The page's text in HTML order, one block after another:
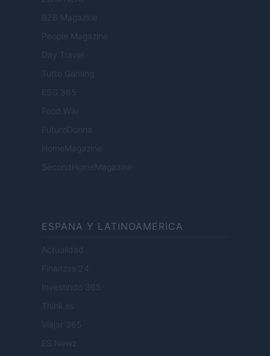
B2B Magazine
People Magazine
Day Travel
Tutto Gaming
ESG 365
Food Wiki
FuturoDonna
HomeMagazine
SecondHomeMagazine
ESPANA Y LATINOAMERICA
Actualidad
Finanzas 24
Investindo 365
Think.es
Viajar 365
ES Newz